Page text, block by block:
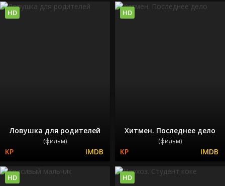
Ловушка для родителей
(фильм)
HD
Хитмен. Последнее дело
(фильм)
HD
HD HD